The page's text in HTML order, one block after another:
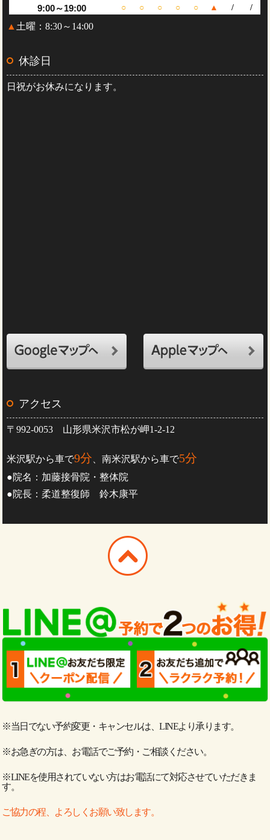
9:00～19:00 ○ ○ ○ ○ ○ ▲ / /
▲ 土曜：8:30～14:00
休診日
日祝がお休みになります。
アクセス
〒992-0053 山形県米沢市松が岬1-2-12
米沢駅から車で9分 、南米沢駅から車で5分
●院名：加藤接骨院・整体院
●院長：柔道整復師 鈴木康平
※当日でない予約変更・キャンセルは、LINEより承ります。
※お急ぎの方は、お電話でご予約・ご相談ください。
※LINEを使用されていない方はお電話にて対応させていただきま
す。
ご協力の程、よろしくお願い致します。